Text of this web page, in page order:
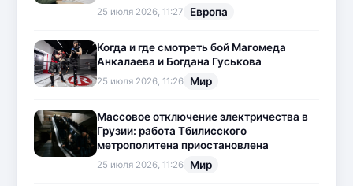
25 июля 2026, 11:27 Европа
Когда и где смотреть бой Магомеда
Анкалаева и Богдана Гуськова
25 июля 2026, 11:26 Мир
Массовое отключение электричества в
Грузии: работа Тбилисского
метрополитена приостановлена
25 июля 2026, 11:26 Мир